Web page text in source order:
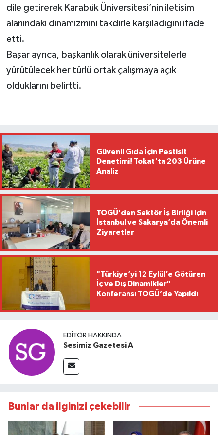
dile getirerek Karabük Üniversitesi’nin iletişim
alanındaki dinamizmini takdirle karşıladığını ifade
etti.
Başar ayrıca, başkanlık olarak üniversitelerle
yürütülecek her türlü ortak çalışmaya açık
olduklarını belirtti.
Güvenli Gıda İçin Pestisit
Denetimi! Tokat'ta 203 Ürüne
Analiz
TOGÜ’den Sektör İş Birliği için
İstanbul ve Sakarya’da Önemli
Ziyaretler
"Türkiye’yi 12 Eylül’e Götüren
İç ve Dış Dinamikler"
Konferansı TOGÜ’de Yapıldı
EDITÖR HAKKINDA
Sesimiz Gazetesi A
Bunlar da ilginizi çekebilir